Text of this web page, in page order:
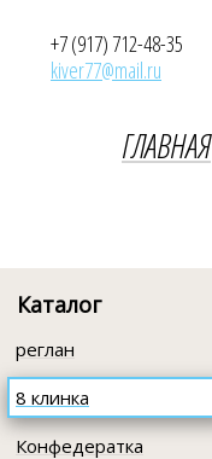
+7 (917) 712-48-35
kiver77@mail.ru
ГЛАВНАЯ
Каталог
реглан
8 клинка
Конфедератка